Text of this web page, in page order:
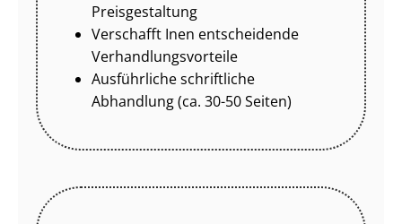
Preisgestaltung
Verschafft Inen entscheidende
Ver­hand­lungs­vor­tei­le
Ausführliche schriftliche
Abhandlung (ca. 30-50 Seiten)